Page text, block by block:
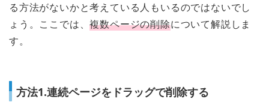
る方法がないかと考えている人もいるのではないでし
ょう。ここでは、複数ページの削除について解説しま
す。
方法1.連続ページをドラッグで削除する